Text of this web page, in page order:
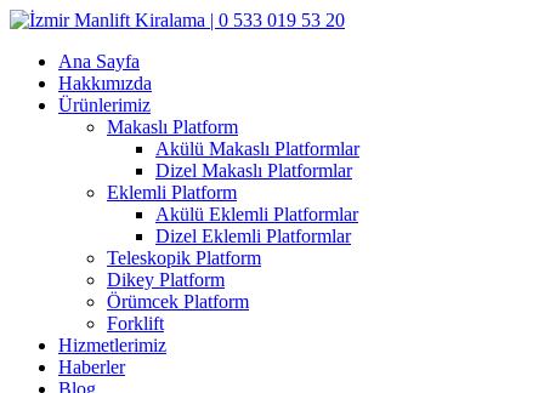
Ana Sayfa
Hakkımızda
Ürünlerimiz
Makaslı Platform
Akülü Makaslı Platformlar
Dizel Makaslı Platformlar
Eklemli Platform
Akülü Eklemli Platformlar
Dizel Eklemli Platformlar
Teleskopik Platform
Dikey Platform
Örümcek Platform
Forklift
Hizmetlerimiz
Haberler
Blog